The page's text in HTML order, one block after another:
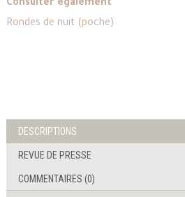
Consulter également
Rondes de nuit (poche)
DESCRIPTIONS
REVUE DE PRESSE
COMMENTAIRES (0)